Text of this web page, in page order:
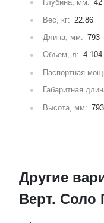
Глубина, мм: 42
Вес, кг: 22.86
Длина, мм: 793
Объем, л: 4.104
Паспортная
Габаритная
Высота, мм: 793
Другие
Верт. Соло